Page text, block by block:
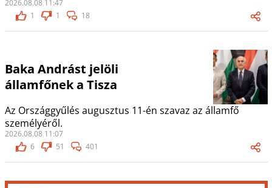
2026.08.08 11:47
1
1 18
Baka Andrást jelöli
államfőnek a Tisza
Az Országgyűlés augusztus 11-én szavaz az államfő
személyéről.
2026.08.08 11:07
6
51 401